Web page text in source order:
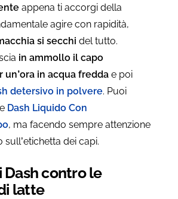
appena ti accorgi della
agire con rapidità,
si secchi del tutto.
in ammollo il capo
in acqua fredda e poi
detersivo in polvere. Puoi
Dash Liquido Con
, ma facendo sempre attenzione
sull’etichetta dei capi.
Dash contro le
latte